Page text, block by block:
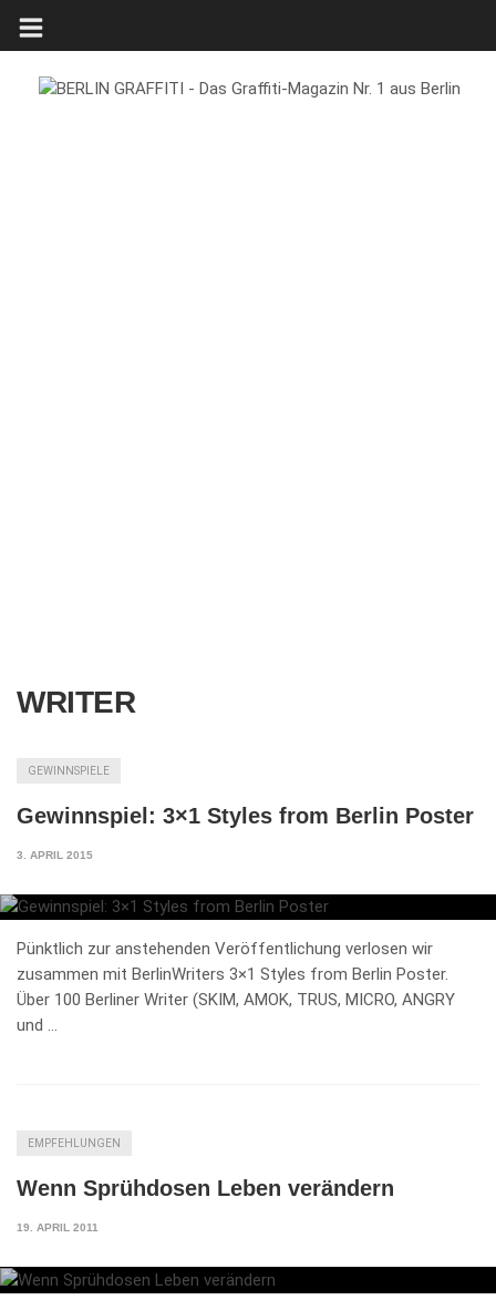
WRITER
GEWINNSPIELE
Gewinnspiel: 3×1 Styles from Berlin Poster
3. APRIL 2015
Pünktlich zur anstehenden Veröffentlichung verlosen wir
zusammen mit BerlinWriters 3×1 Styles from Berlin Poster.
Über 100 Berliner Writer (SKIM, AMOK, TRUS, MICRO, ANGRY
und …
EMPFEHLUNGEN
Wenn Sprühdosen Leben verändern
19. APRIL 2011